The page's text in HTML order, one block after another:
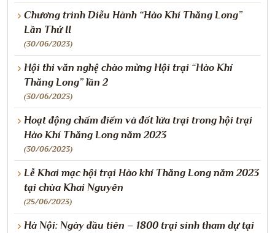
Chương trình Diễu Hành “Hào Khí Thăng Long”
Lần Thứ II
(30/06/2023)
Hội thi văn nghệ chào mừng Hội trại “Hào Khí
Thăng Long” lần 2
(30/06/2023)
Hoạt động chấm điểm và đốt lửa trại trong hội trại
Hào Khí Thăng Long năm 2023
(30/06/2023)
Lễ Khai mạc hội trại Hào khí Thăng Long năm 2023
tại chùa Khai Nguyên
(25/06/2023)
Hà Nội: Ngày đầu tiên – 1800 trại sinh tham dự tại